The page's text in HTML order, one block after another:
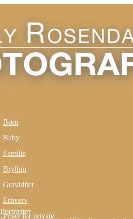
Børn
Baby
Familie
Bryllup
Graviditet
Erhverv
Portrætter
Priser for private